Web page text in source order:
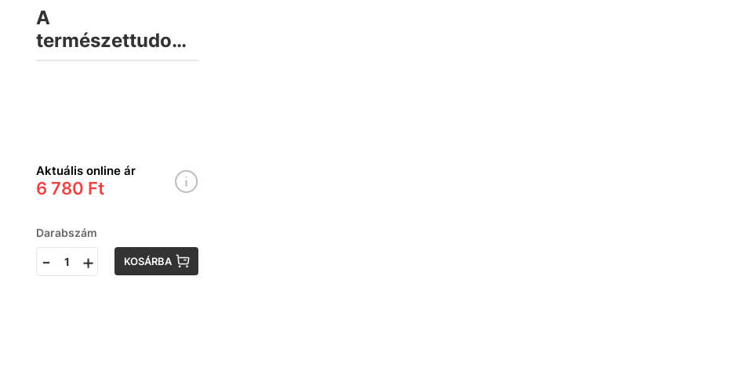
A
természettudomány
tanítása 5-12.
Aktuális online ár
6 780 Ft
Darabszám
- + KOSÁRBA